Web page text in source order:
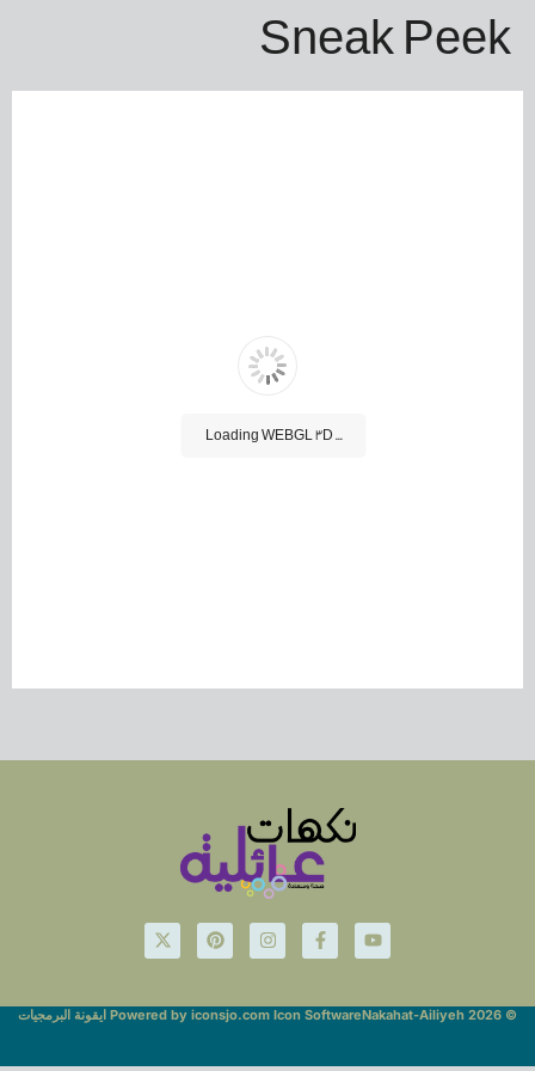
Sneak Peek
Loading WEBGL 3D ...
© Nakahat-Ailiyeh 2026 Powered by iconsjo.com Icon Software ايقونة البرمجيات